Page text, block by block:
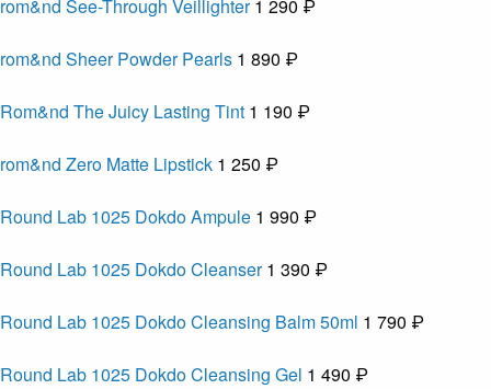
rom&nd See-Through Veillighter 1 290 ₽
rom&nd Sheer Powder Pearls 1 890 ₽
Rom&nd The Juicy Lasting Tint 1 190 ₽
rom&nd Zero Matte Lipstick 1 250 ₽
Round Lab 1025 Dokdo Ampule 1 990 ₽
Round Lab 1025 Dokdo Cleanser 1 390 ₽
Round Lab 1025 Dokdo Cleansing Balm 50ml 1 790 ₽
Round Lab 1025 Dokdo Cleansing Gel 1 490 ₽